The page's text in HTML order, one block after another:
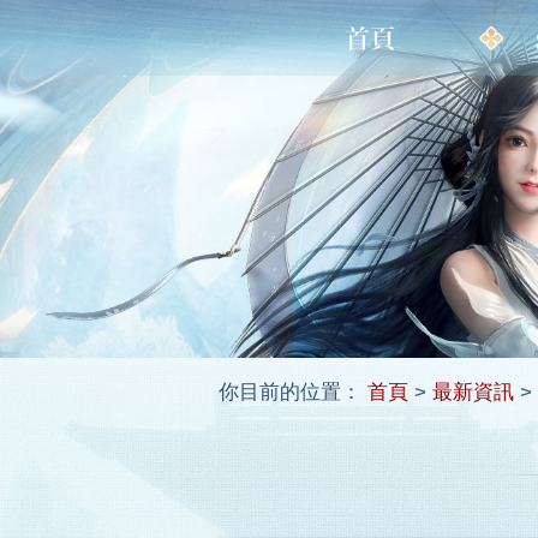
你目前的位置： 首頁 > 最新資訊 >